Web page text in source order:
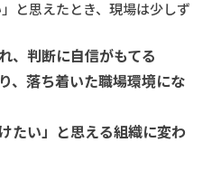
と思えたとき、現場は少しず
、判断に自信がもてる
、落ち着いた職場環境にな
たい」と思える組織に変わ